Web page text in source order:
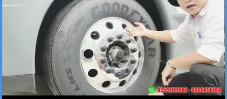
Xe tải Foton 990kg